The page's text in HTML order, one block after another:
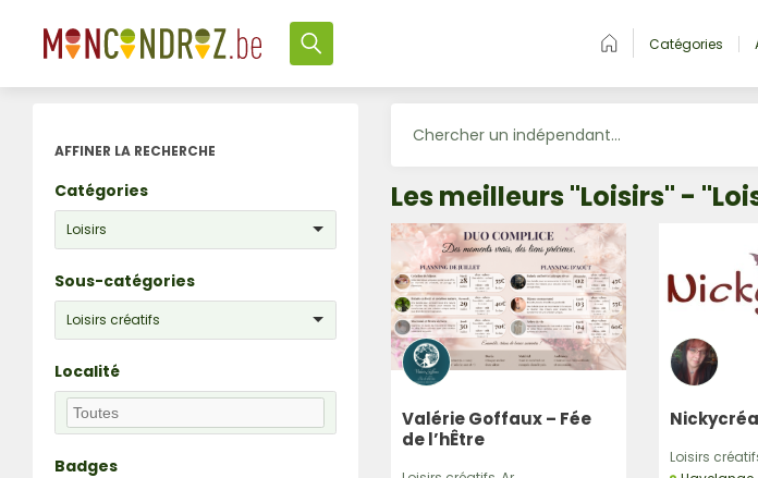
Catégories
AFFINER LA RECHERCHE
Catégories
Loisirs
Sous-catégories
Loisirs créatifs
Localité
Badges
Les meilleurs "Loisirs" -
Valérie Goffaux – Fée
de l’hÊtre
Nickycréa
Loisirs